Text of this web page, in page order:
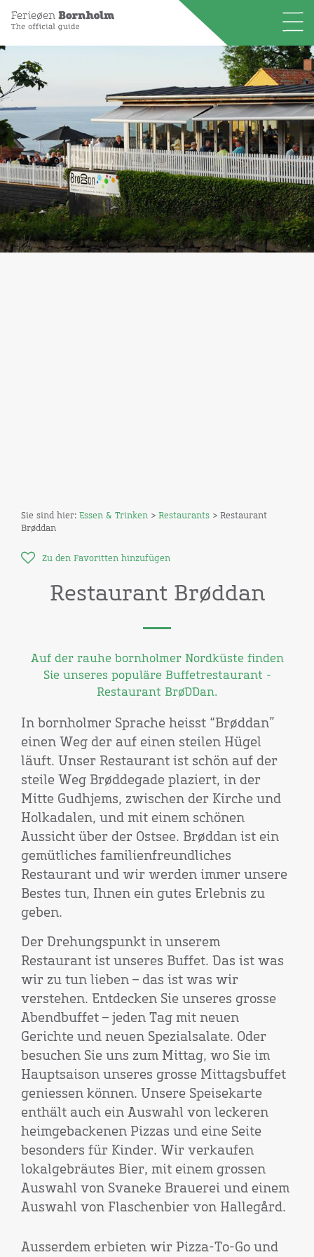
Sie sind hier: Essen & Trinken > Restaurants > Restaurant
Brøddan
Zu den Favoritten hinzufügen
Restaurant Brøddan
Auf der rauhe bornholmer Nordküste finden
Sie unseres populäre Buffetrestaurant -
Restaurant BrøDDan.
In bornholmer Sprache heisst “Brøddan”
einen Weg der auf einen steilen Hügel
läuft. Unser Restaurant ist schön auf der
steile Weg Brøddegade plaziert, in der
Mitte Gudhjems, zwischen der Kirche und
Holkadalen, und mit einem schönen
Aussicht über der Ostsee. Brøddan ist ein
gemütliches familienfreundliches
Restaurant und wir werden immer unsere
Bestes tun, Ihnen ein gutes Erlebnis zu
geben.
Der Drehungspunkt in unserem
Restaurant ist unseres Buffet. Das ist was
wir zu tun lieben – das ist was wir
verstehen. Entdecken Sie unseres grosse
Abendbuffet – jeden Tag mit neuen
Gerichte und neuen Spezialsalate. Oder
besuchen Sie uns zum Mittag, wo Sie im
Hauptsaison unseres grosse Mittagsbuffet
geniessen können. Unsere Speisekarte
enthält auch ein Auswahl von leckeren
heimgebackenen Pizzas und eine Seite
besonders für Kinder. Wir verkaufen
lokalgebräutes Bier, mit einem grossen
Auswahl von Svaneke Brauerei und einem
Auswahl von Flaschenbier von Hallegård.
Ausserdem erbieten wir Pizza-To-Go und